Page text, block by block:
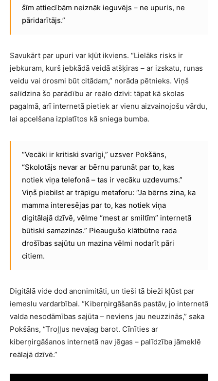
šīm attiecībām neiznāk ieguvējs – ne upuris, ne
pāridarītājs.”
Savukārt par upuri var kļūt ikviens. “Lielāks risks ir
jebkuram, kurš jebkādā veidā atšķiras – ar izskatu, runas
veidu vai drosmi būt citādam,” norāda pētnieks. Viņš
salīdzina šo parādību ar reālo dzīvi: tāpat kā skolas
pagalmā, arī internetā pietiek ar vienu aizvainojošu vārdu,
lai apcelšana izplatītos kā sniega bumba.
“Vecāki ir kritiski svarīgi,” uzsver Pokšāns,
“Skolotājs nevar ar bērnu parunāt par to, kas
notiek viņa telefonā – tas ir vecāku uzdevums.”
Viņš piebilst ar trāpīgu metaforu: “Ja bērns zina, ka
mamma interesējas par to, kas notiek viņa
digitālajā dzīvē, vēlme “mest ar smiltīm” internetā
būtiski samazinās.” Pieaugušo klātbūtne rada
drošības sajūtu un mazina vēlmi nodarīt pāri
citiem.
Digitālā vide dod anonimitāti, un tieši tā bieži kļūst par
iemeslu vardarbībai. “Kiberņirgāšanās pastāv, jo internetā
valda nesodāmības sajūta – neviens jau neuzzinās,” saka
Pokšāns, “Troļļus nevajag barot. Cīnīties ar
kiberņirgāšanos internetā nav jēgas – palīdzība jāmeklē
reālajā dzīvē.”